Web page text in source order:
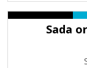
Sada